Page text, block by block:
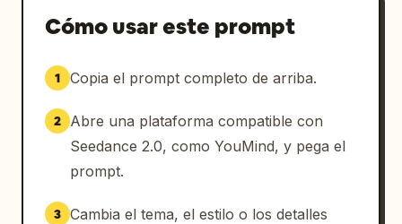
Toma 6 (0:13–0:15)
Toma limpia y premium del producto. Un
cámara lenta sobre un fondo negro con una
sutil iluminación dorada. Aún cargando al
caballero, la princesa atrapa otro dulce con
con confianza y se lo come.
Cómo usar este prompt
1 Copia el prompt completo de arriba.
2
Abre una plataforma compatible con
Seedance 2.0, como YouMind, y pega el
prompt.
3 Cambia el tema, el estilo o los detalles